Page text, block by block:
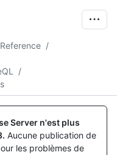
Reference /
/
Server n'est plus
. Aucune publication de
les problèmes de